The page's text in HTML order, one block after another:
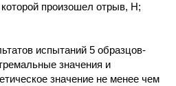
произошел отрыв, Н;
испытаний 5 образцов-
значения и
значение не менее чем